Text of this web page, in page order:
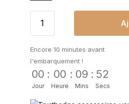
Encore 10 minutes avant
l'embarquement !
00
Jour
: 00
Heure
: 09
Mins
: 52
Secs